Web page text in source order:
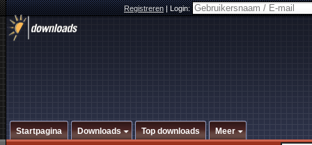
Registreren|Login:
Startpagina Downloads Top downloads Meer